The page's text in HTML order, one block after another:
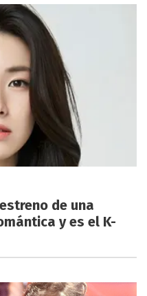
de una
y es el K-